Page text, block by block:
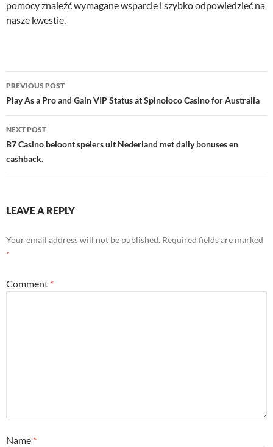
pomocy znaleźć wymagane wsparcie i szybko odpowiedzieć na
nasze kwestie.
Post
navigation
PREVIOUS POST
Play As a Pro and Gain VIP Status at Spinoloco Casino for Australia
NEXT POST
B7 Casino beloont spelers uit Nederland met daily bonuses en
cashback.
LEAVE A REPLY
Your email address will not be published. Required fields are marked
*
Comment *
Name *